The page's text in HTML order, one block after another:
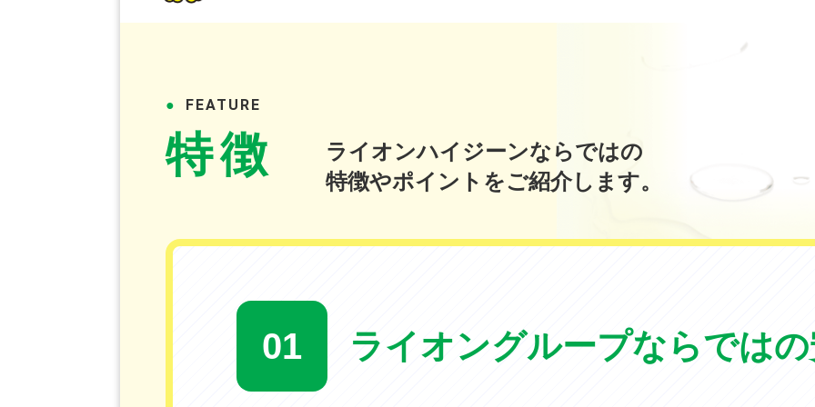
FEATURE
特徴
ライオンハイジーンならではの
特徴やポイントをご紹介します。
01 ライオングループならでは